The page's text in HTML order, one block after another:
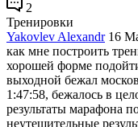
2
Тренировки
Yakovlev Alexandr 16
как мне построить
хорошей форме
выходной бежал
1:47:58, бежалось в
результаты марафона
неутешительные